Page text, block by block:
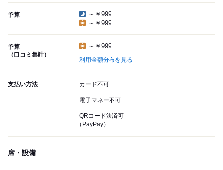
予算
～￥999
～￥999
予算
（口コミ集計）
～￥999
利用金額分布を見る
支払い方法 カード不可
電子マネー不可
QRコード決済可
（PayPay）
席・設備